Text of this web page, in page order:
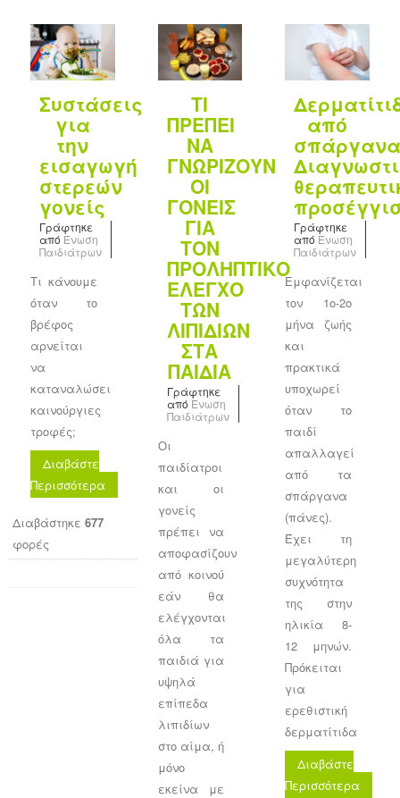
Συστάσεις
για
την
εισαγωγή
στερεών
γονείς
Γράφτηκε
από Ένωση
Παιδιάτρων
Τι κάνουμε
όταν το
βρέφος
αρνείται
να
καταναλώσει
καινούργιες
τροφές;
Διαβάστε
Περισσότερα
Διαβάστηκε 677
φορές
ΤΙ
ΠΡΕΠΕΙ
ΝΑ
ΓΝΩΡΙΖΟΥΝ
ΟΙ
ΓΟΝΕΙΣ
ΓΙΑ
ΤΟΝ
ΠΡΟΛΗΠΤΙΚΟ
ΕΛΕΓΧΟ
ΤΩΝ
ΛΙΠΙΔΙΩΝ
ΣΤΑ
ΠΑΙΔΙΑ
Γράφτηκε
από Ένωση
Παιδιάτρων
Οι
παιδίατροι
και οι
γονείς
πρέπει να
αποφασίζουν
από κοινού
εάν θα
ελέγχονται
όλα τα
παιδιά για
υψηλά
επίπεδα
λιπιδίων
στο αίμα, ή
μόνο
εκείνα με
από
Γράφτηκε
από Ένωση
Παιδιάτρων
Εμφανίζεται
τον 1ο-2ο
μήνα ζωής
και
πρακτικά
υποχωρεί
όταν το
παιδί
απαλλαγεί
από τα
σπάργανα
(πάνες).
Έχει τη
μεγαλύτερη
συχνότητα
της στην
ηλικία 8-
12 μηνών.
Πρόκειται
για
ερεθιστική
δερματίτιδα
Διαβάστε
Περισσότερα